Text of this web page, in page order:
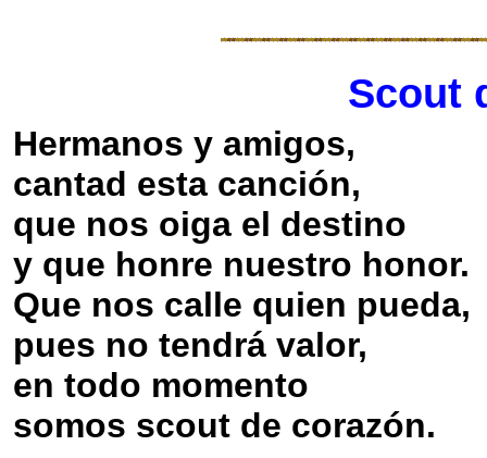
Scout
Hermanos y amigos,
cantad esta canción,
que nos oiga el destino
y que honre nuestro honor.
Que nos calle quien pueda,
pues no tendrá valor,
en todo momento
somos scout de corazón.